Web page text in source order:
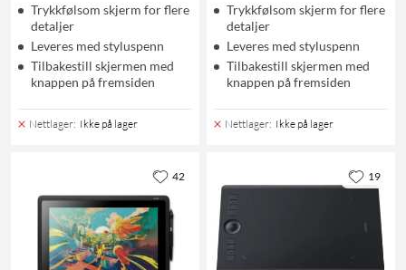
Trykkfølsom skjerm for flere
detaljer
Leveres med styluspenn
Tilbakestill skjermen med
knappen på fremsiden
Nettlager: Ikke på lager
Trykkfølsom skjerm for flere
detaljer
Leveres med styluspenn
Tilbakestill skjermen med
knappen på fremsiden
Nettlager: Ikke på lager
42 19